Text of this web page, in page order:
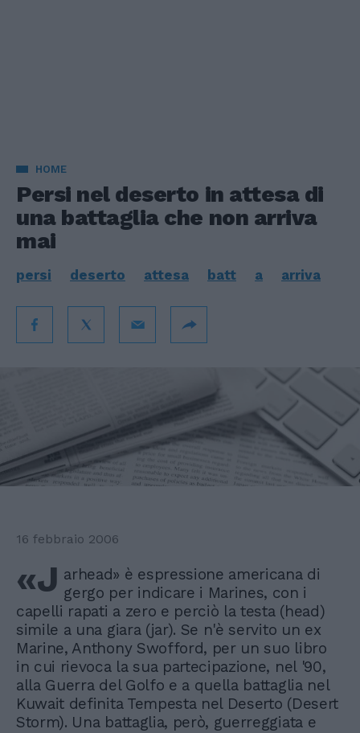
HOME
Persi nel deserto in attesa di
una battaglia che non arriva
mai
persi deserto attesa batt a arriva
16 febbraio 2006
«J arhead» è espressione americana di
gergo per indicare i Marines, con i
capelli rapati a zero e perciò la testa (head)
simile a una giara (jar). Se n'è servito un ex
Marine, Anthony Swofford, per un suo libro
in cui rievoca la sua partecipazione, nel '90,
alla Guerra del Golfo e a quella battaglia nel
Kuwait definita Tempesta nel Deserto (Desert
Storm). Una battaglia, però, guerreggiata e